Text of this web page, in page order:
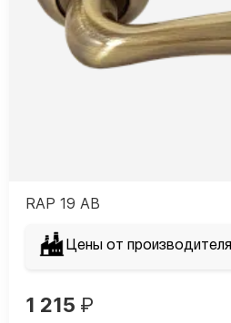
RAP 19 AB
Цены от производителя
1 215 ₽